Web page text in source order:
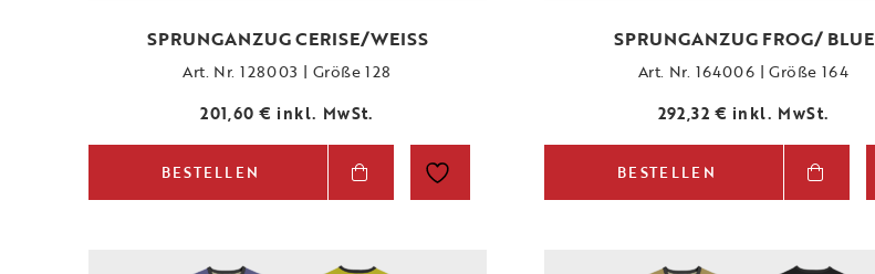
SPRUNGANZUG CERISE/WEISS
Art. Nr. 128003 | Größe 128
201,60€ inkl. MwSt.
BESTELLEN
SPRUNGANZUG FROG/ BLUE
Art. Nr. 164006 | Größe 164
292,32 € inkl. MwSt.
BESTELLEN